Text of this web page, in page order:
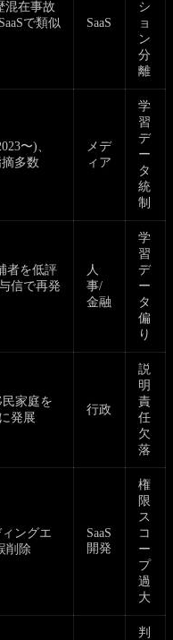
混在事故
で類似
SaaS
シ
ョ
ン
分
離
〜)、
多数
メデ
ィア
学
習
デ
ー
タ
統
制
者を低評
信で再発
人
事/
金融
学
習
デ
ー
タ
偏
り
家庭を
発展
行政
説
明
責
任
欠
落
ングエ
削除
SaaS
開発
権
限
ス
コ
ー
プ
過
大
判